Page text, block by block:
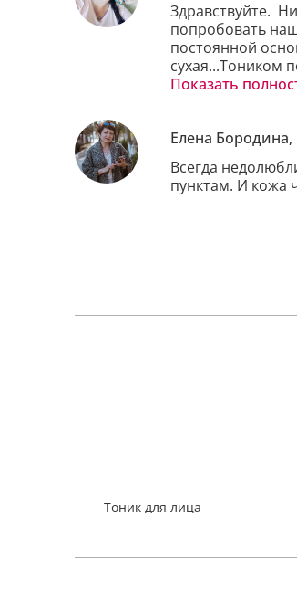
Здравствуйте.
попробовать
постоянной
сухая...Тоником
вы увидите на
Показать
Елена
Всегда
пунктам. И кожа
Тоник для лица
288₽